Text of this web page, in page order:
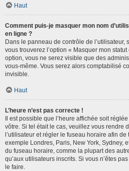
Haut
Comment puis-je masquer mon nom
en ligne ?
Dans le panneau de contrôle de l’utilisateur,
vous trouverez l’option « Masquer mon
option, vous ne serez visible que des
vous-même. Vous serez alors comptabilisé
invisible.
Haut
L’heure n’est pas correcte !
Il est possible que l’heure affichée soit
vôtre. Si tel était le cas, veuillez vous rendre
l’utilisateur et régler le fuseau horaire afin
exemple Londres, Paris, New York, Sydney,
du fuseau horaire, comme la plupart des
qu’aux utilisateurs inscrits. Si vous n’êtes
le faire.